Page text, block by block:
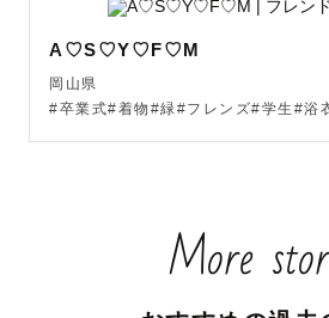
--- 撮影の流れ ---
撮影 ▶︎ 編集 ▶︎ 納品 となります。
A♡S♡Y♡F♡M
岡山県
#卒業式#着物#緑#フレンズ#学生#浴
More